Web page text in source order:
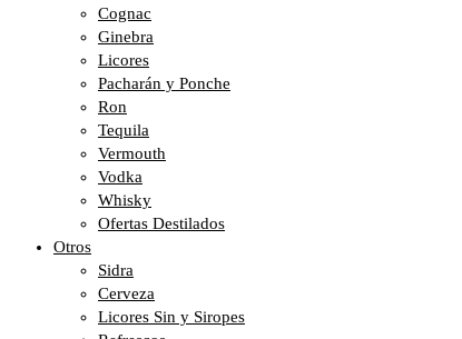
Cognac
Ginebra
Licores
Pacharán y Ponche
Ron
Tequila
Vermouth
Vodka
Whisky
Ofertas Destilados
Otros
Sidra
Cerveza
Licores Sin y Siropes